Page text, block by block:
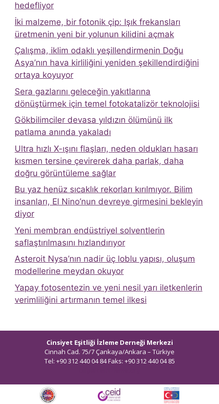
hedefliyor
İki malzeme, bir fotonik çip: Işık frekansları
üretmenin yeni bir yolunun kilidini açmak
Çalışma, iklim odaklı yeşillendirmenin Doğu
Asya’nın hava kirliliğini yeniden şekillendirdiğini
ortaya koyuyor
Sera gazlarını geleceğin yakıtlarına
dönüştürmek için temel fotokatalizör teknolojisi
Gökbilimciler devasa yıldızın ölümünü ilk
patlama anında yakaladı
Ultra hızlı X-ışını flaşları, neden oldukları hasarı
kısmen tersine çevirerek daha parlak, daha
doğru görüntüleme sağlar
Bu yaz henüz sıcaklık rekorları kırılmıyor. Bilim
insanları, El Nino’nun devreye girmesini bekleyin
diyor
Yeni membran endüstriyel solventlerin
saflaştırılmasını hızlandırıyor
Asteroit Nysa’nın nadir üç loblu yapısı, oluşum
modellerine meydan okuyor
Yapay fotosentezin ve yeni nesil yarı iletkenlerin
verimliliğini artırmanın temel ilkesi
Cinsiyet Eşitliği İzleme Derneği Merkezi
Cinnah Cad. 75/7 Çankaya/Ankara – Türkiye
Tel: +90 312 440 04 84 Faks: +90 312 440 04 85